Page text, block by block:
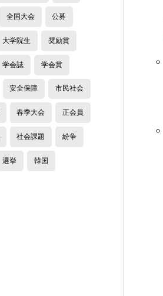
全国大会 公募
大学院生 奨励賞
学会誌 学会賞
安全保障 市民社会
春季大会 正会員
社会課題 紛争
選挙 韓国